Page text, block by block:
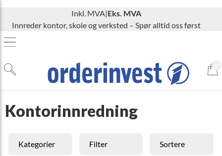
Inkl. MVA|Eks. MVA
Innreder kontor, skole og verksted – Spør alltid oss først
Kontorinnredning
Kategorier Filter Sortere